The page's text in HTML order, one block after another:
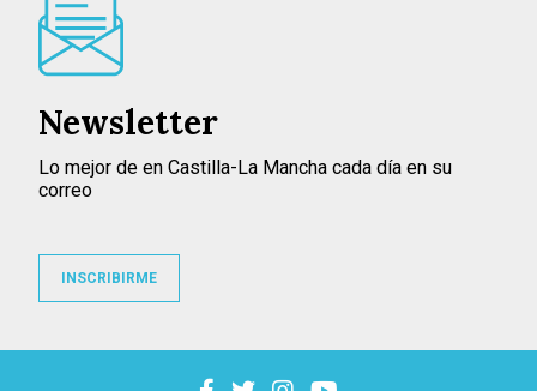
Newsletter
Lo mejor de en Castilla-La Mancha cada día en su
correo
INSCRIBIRME